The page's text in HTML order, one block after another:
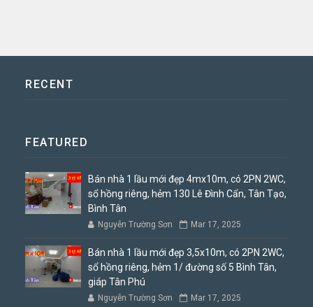
RECENT
FEATURED
Bán nhà 1 lầu mới đẹp 4mx10m, có 2PN 2WC,
sổ hồng riêng, hẻm 130 Lê Đình Cẩn, Tân Tạo,
Bình Tân
Nguyễn Trường Sơn Mar 17, 2025
Bán nhà 1 lầu mới đẹp 3,5x10m, có 2PN 2WC,
sổ hồng riêng, hẻm 1/ đường số 5 Bình Tân,
giáp Tân Phú
Nguyễn Trường Sơn Mar 17, 2025